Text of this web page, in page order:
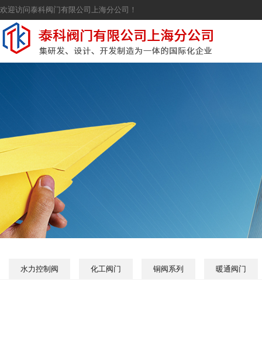
欢迎访问泰科阀门有限公司上海分公司！
水力控制阀 化工阀门 铜阀系列 暖通阀门